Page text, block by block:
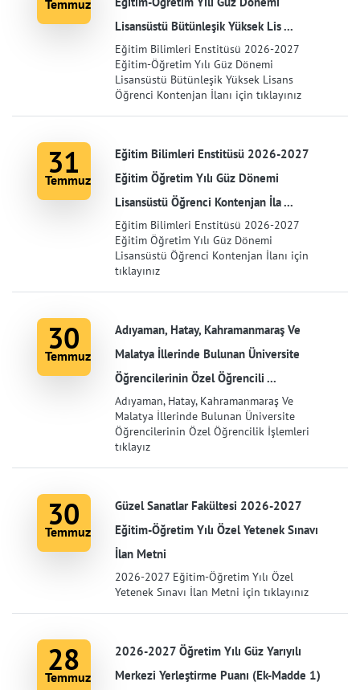
Temmuz
Lisansüstü Bütünleşik Yüksek Lis ...
Eğitim Bilimleri Enstitüsü 2026-2027
Eğitim-Öğretim Yılı Güz Dönemi
Lisansüstü Bütünleşik Yüksek Lisans
Öğrenci Kontenjan İlanı için tıklayınız
31
Temmuz
Eğitim Bilimleri Enstitüsü 2026-2027
Eğitim Öğretim Yılı Güz Dönemi
Lisansüstü Öğrenci Kontenjan İla ...
Eğitim Bilimleri Enstitüsü 2026-2027
Eğitim Öğretim Yılı Güz Dönemi
Lisansüstü Öğrenci Kontenjan İlanı için
tıklayınız
30
Temmuz
Adıyaman, Hatay, Kahramanmaraş Ve
Malatya İllerinde Bulunan Üniversite
Öğrencilerinin Özel Öğrencili ...
Adıyaman, Hatay, Kahramanmaraş Ve
Malatya İllerinde Bulunan Üniversite
Öğrencilerinin Özel Öğrencilik İşlemleri
tıklayız
30
Temmuz
Güzel Sanatlar Fakültesi 2026-2027
Eğitim-Öğretim Yılı Özel Yetenek Sınavı
İlan Metni
2026-2027 Eğitim-Öğretim Yılı Özel
Yetenek Sınavı İlan Metni için tıklayınız
28
Temmuz
2026-2027 Öğretim Yılı Güz Yarıyılı
Merkezi Yerleştirme Puanı (Ek-Madde 1)